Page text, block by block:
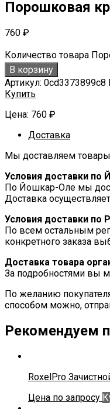
Порошковая
760 ₽
Количество товара
В корзину
Артикул: 0cd3373899c8
Купить
Цена: 760 ₽
Доставка
Мы доставляем
Условия доставки по
По Йошкар-Оле мы
Доставка
Условия доставки по
По всем остальным
конкретного заказа
Доставка товара
За подробностями вы
По желанию
способом можно,
Рекомендуем
RoxelPro
Цена по запросу